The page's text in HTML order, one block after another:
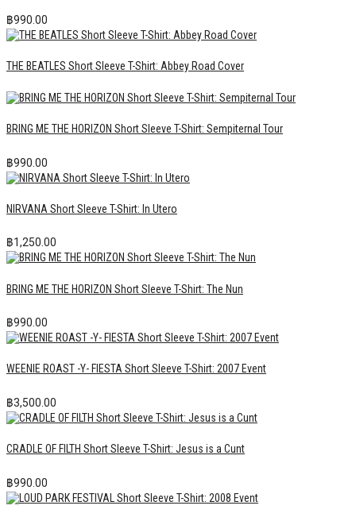
฿990.00
THE BEATLES Short Sleeve T-Shirt: Abbey Road Cover
BRING ME THE HORIZON Short Sleeve T-Shirt: Sempiternal Tour
฿990.00
NIRVANA Short Sleeve T-Shirt: In Utero
฿1,250.00
BRING ME THE HORIZON Short Sleeve T-Shirt: The Nun
฿990.00
WEENIE ROAST -Y- FIESTA Short Sleeve T-Shirt: 2007 Event
฿3,500.00
CRADLE OF FILTH Short Sleeve T-Shirt: Jesus is a Cunt
฿990.00